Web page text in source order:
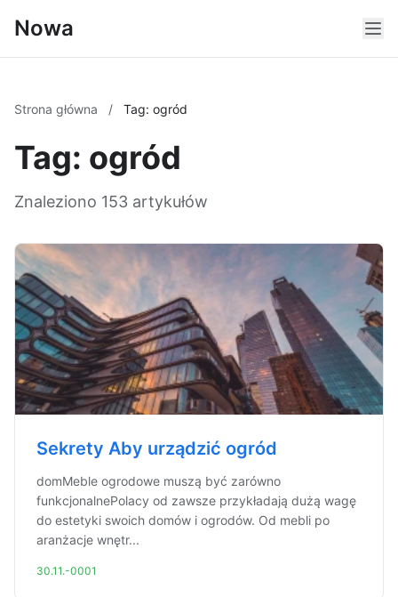
Nowa
Strona główna / Tag: ogród
Tag: ogród
Znaleziono 153 artykułów
Sekrety Aby urządzić ogród
domMeble ogrodowe muszą być zarówno
funkcjonalnePolacy od zawsze przykładają dużą wagę
do estetyki swoich domów i ogrodów. Od mebli po
aranżacje wnętr...
30.11.-0001